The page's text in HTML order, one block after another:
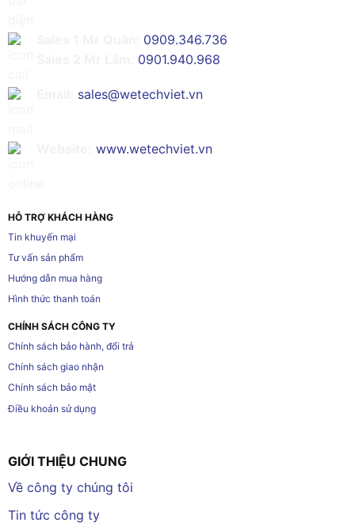
0909.346.736
0901.940.968
sales@wetechviet.vn
www.wetechviet.vn
HỖ TRỢ KHÁCH HÀNG
Tin khuyến mại
Tư vấn sản phẩm
Hướng dẫn mua hàng
Hình thức thanh toán
CHÍNH SÁCH CÔNG TY
Chính sách bảo hành, đổi trả
Chính sách giao nhận
Chính sách bảo mật
Điều khoản sử dụng
GIỚI THIỆU CHUNG
Về công ty chúng tôi
Tin tức công ty